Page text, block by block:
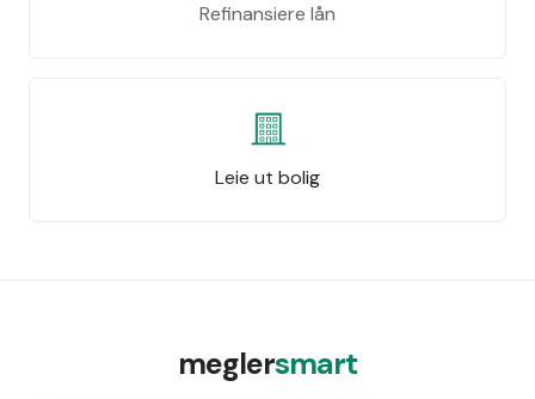
Refinansiere lån
Leie ut bolig
meglersmart